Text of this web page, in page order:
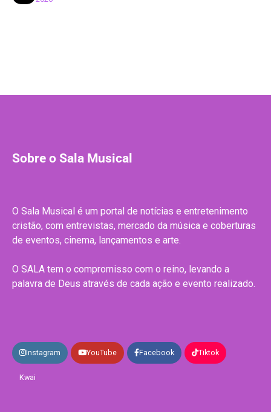
Sobre o Sala Musical
O Sala Musical é um portal de notícias e entretenimento
cristão, com entrevistas, mercado da música e coberturas
de eventos, cinema, lançamentos e arte.
O SALA tem o compromisso com o reino, levando a
palavra de Deus através de cada ação e evento realizado.
Instagram YouTube Facebook Tiktok
Kwai